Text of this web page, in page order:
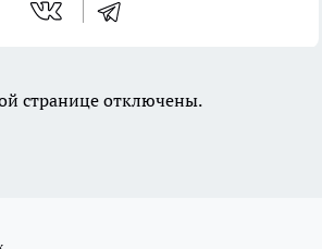
странице отключены.